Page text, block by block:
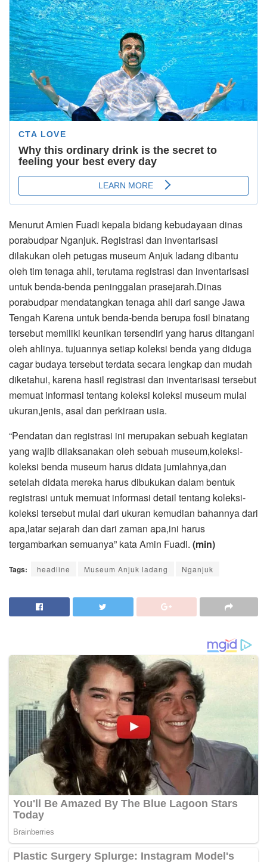
Menurut Amien Fuadi kepala bidang kebudayaan dinas
porabudpar Nganjuk. Registrasi dan inventarisasi
dilakukan oleh petugas museum Anjuk ladang dibantu
oleh tim tenaga ahli, terutama registrasi dan inventarisasi
untuk benda-benda peninggalan prasejarah.Dinas
porabudpar mendatangkan tenaga ahli dari sange Jawa
Tengah Karena untuk benda-benda berupa fosil binatang
tersebut memiliki keunikan tersendiri yang harus ditangani
oleh ahlinya. tujuannya setiap koleksi benda yang diduga
cagar budaya tersebut terdata secara lengkap dan mudah
diketahui, karena hasil registrasi dan inventarisasi tersebut
memuat informasi tentang koleksi koleksi museum mulai
ukuran,jenis, asal dan perkiraan usia.
“Pendatan dan registrasi ini merupakan sebuah kegiatan
yang wajib dilaksanakan oleh sebuah museum,koleksi-
koleksi benda museum harus didata jumlahnya,dan
setelah didata mereka harus dibukukan dalam bentuk
registrasi untuk memuat informasi detail tentang koleksi-
koleksi tersebut mulai dari ukuran kemudian bahannya dari
apa,latar sejarah dan dari zaman apa,ini harus
tergambarkan semuanya” kata Amin Fuadi. (min)
Tags: headline Museum Anjuk ladang Nganjuk